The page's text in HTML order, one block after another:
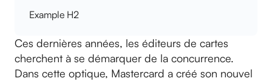
Example H2
Ces dernières années, les éditeurs de cartes
cherchent à se démarquer de la concurrence.
Dans cette optique, Mastercard a créé son nouvel